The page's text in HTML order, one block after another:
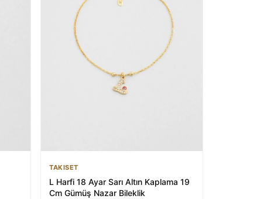
TAKISET
L Harfi 18 Ayar Sarı Altın Kaplama 19
Cm Gümüş Nazar Bileklik